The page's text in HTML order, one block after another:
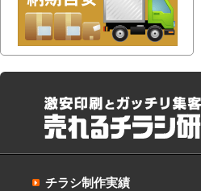
チラシ制作実績